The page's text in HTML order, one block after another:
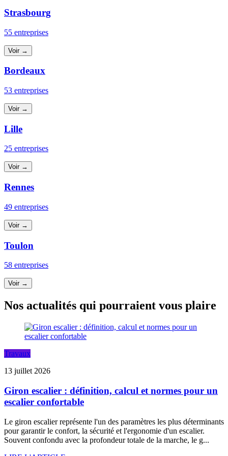
Strasbourg
55 entreprises
Voir →
Bordeaux
53 entreprises
Voir →
Lille
25 entreprises
Voir →
Rennes
49 entreprises
Voir →
Toulon
58 entreprises
Voir →
Nos actualités qui pourraient vous plaire
Travaux
13 juillet 2026
Giron escalier : définition, calcul et normes pour un
escalier confortable
Le giron escalier représente l'un des paramètres les plus déterminants
pour garantir le confort, la sécurité et l'ergonomie d'un escalier.
Souvent confondu avec la profondeur totale de la marche, le g...